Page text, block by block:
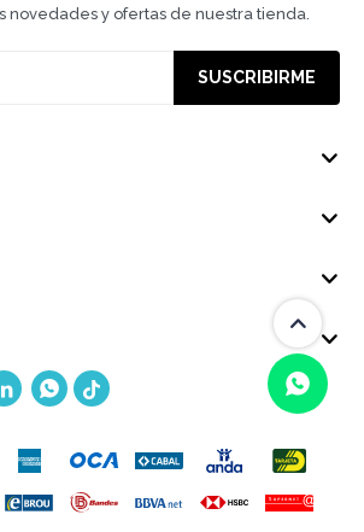
(0/4)
novedades y ofertas de nuestra tienda.
SUSCRIBIRME
